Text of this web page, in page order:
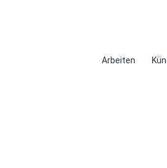
Arbeiten